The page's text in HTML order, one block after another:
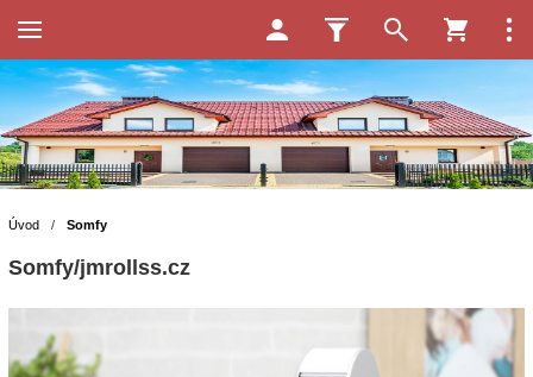
Úvod / Somfy
Somfy/jmrollss.cz